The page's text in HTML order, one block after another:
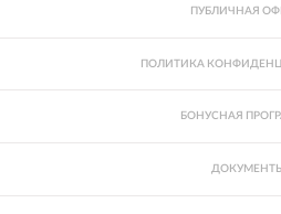
ПУБЛИЧНАЯ
ПОЛИТИКА
БОНУСНАЯ
ДОКУМЕНТЫ